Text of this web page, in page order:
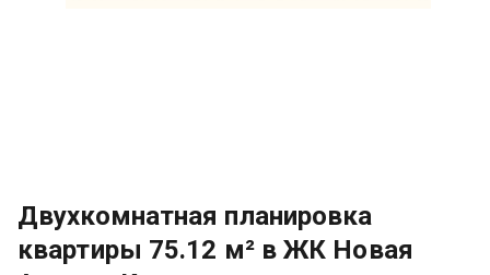
Двухкомнатная планировка
квартиры 75.12 м² в ЖК Новая